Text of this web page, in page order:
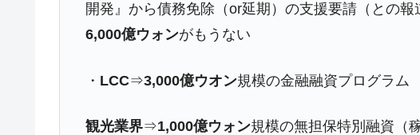
『Money1』 韓国政府「ニセＫ-ブランドを通報しようキャン
『Money1』 韓国「橋が落ちました」⇒ 耐久性「なさすぎ」で
『Money1』 韓国鉄鋼最大手『POSCO』ズブズブ沈む。営業利
する差別。許してはおかぬ
開発』から債務免除（or延期）の支援要請（との
6,000億ウォンがもうない
・ LCC⇒3,000億ウオン規模の金融融資プログラム
観光業界⇒1,000億ウォン規模の無担保特別融資（